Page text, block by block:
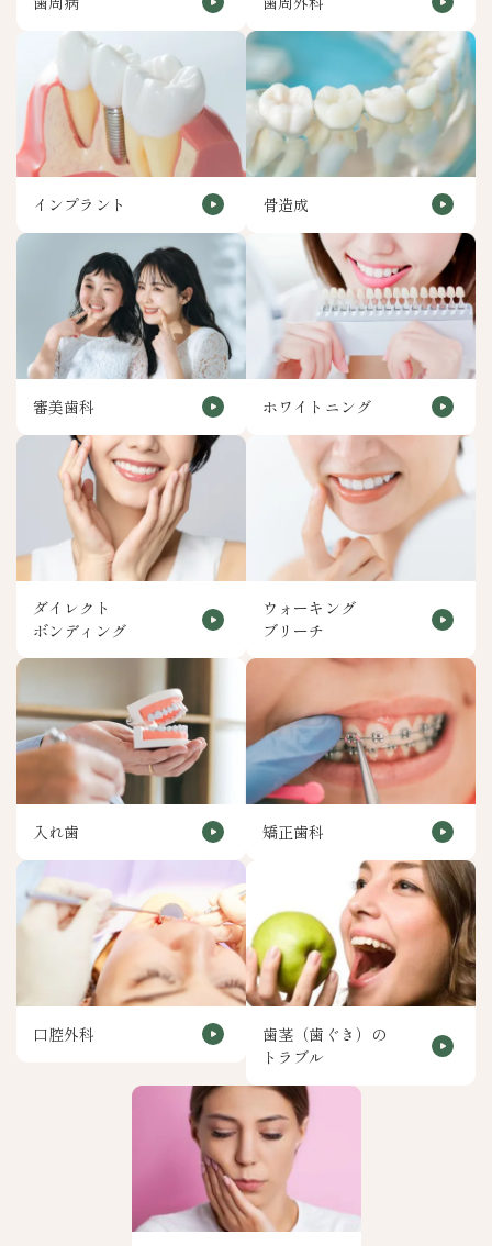
インプラント 骨造成
審美歯科 ホワイトニング
ダイレクト
ボンディング
ウォーキング
ブリーチ
入れ歯 矯正歯科
口腔外科
歯茎（歯ぐき）の
トラブル